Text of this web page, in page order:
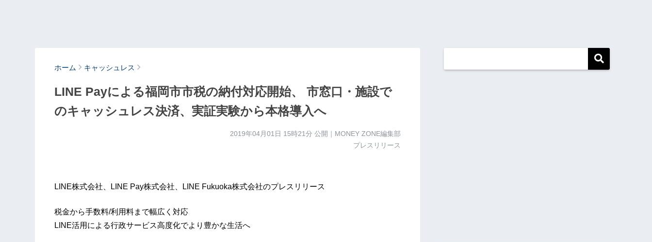
ホーム キャッシュレス
LINE Payによる福岡市市税の納付対応開始、 市窓口・施設で
のキャッシュレス決済、実証実験から本格導入へ
2019年04月01日 15時21分 公開｜MONEY ZONE編集部
プレスリリース
LINE株式会社、LINE Pay株式会社、LINE Fukuoka株式会社のプレスリリース
税金から手数料/利用料まで幅広く対応
LINE活用による行政サービス高度化でより豊かな生活へ